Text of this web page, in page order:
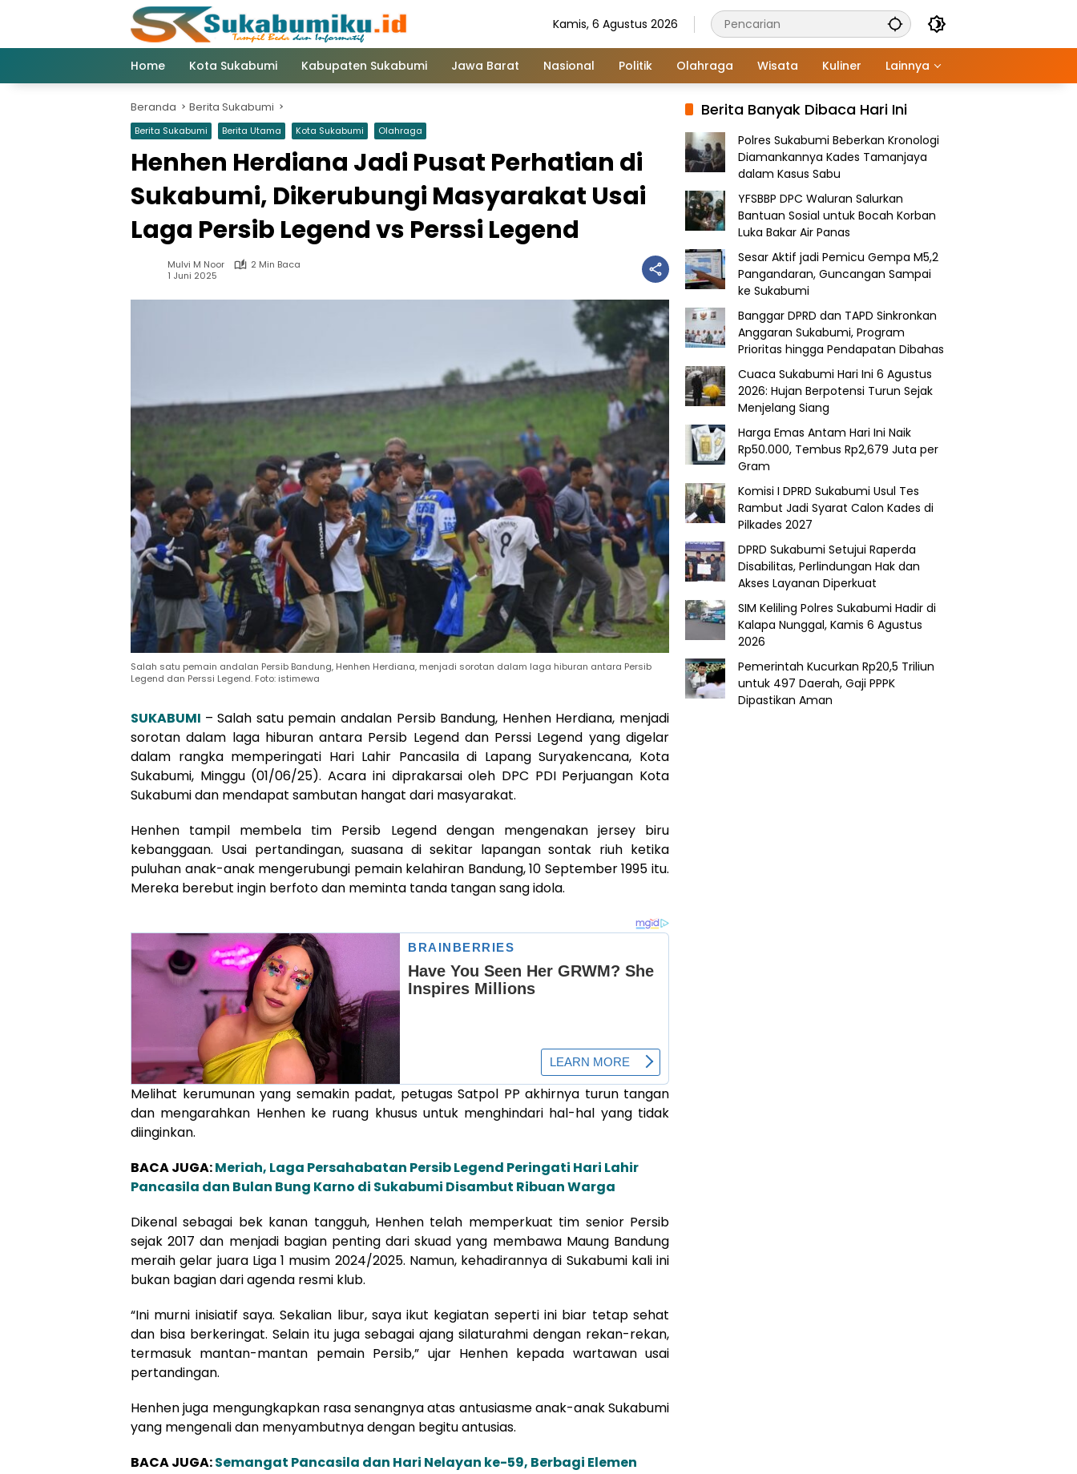
Kamis, 6 Agustus 2026
Home Kota Sukabumi Kabupaten Sukabumi Jawa Barat Nasional Politik Olahraga Wisata Kuliner Lainnya
Beranda Berita Sukabumi
Berita Sukabumi Berita Utama Kota Sukabumi Olahraga
Henhen Herdiana Jadi Pusat Perhatian di
Sukabumi, Dikerubungi Masyarakat Usai
Laga Persib Legend vs Perssi Legend
Mulvi M Noor
2 Min Baca
1 Juni 2025
Salah satu pemain andalan Persib Bandung, Henhen Herdiana, menjadi sorotan dalam laga hiburan antara Persib
Legend dan Perssi Legend. Foto: istimewa
SUKABUMI – Salah satu pemain andalan Persib Bandung, Henhen Herdiana, menjadi
sorotan dalam laga hiburan antara Persib Legend dan Perssi Legend yang digelar
dalam rangka memperingati Hari Lahir Pancasila di Lapang Suryakencana, Kota
Sukabumi, Minggu (01/06/25). Acara ini diprakarsai oleh DPC PDI Perjuangan Kota
Sukabumi dan mendapat sambutan hangat dari masyarakat.
Henhen tampil membela tim Persib Legend dengan mengenakan jersey biru
kebanggaan. Usai pertandingan, suasana di sekitar lapangan sontak riuh ketika
puluhan anak-anak mengerubungi pemain kelahiran Bandung, 10 September 1995 itu.
Mereka berebut ingin berfoto dan meminta tanda tangan sang idola.
Melihat kerumunan yang semakin padat, petugas Satpol PP akhirnya turun tangan
dan mengarahkan Henhen ke ruang khusus untuk menghindari hal-hal yang tidak
diinginkan.
BACA JUGA:Meriah, Laga Persahabatan Persib Legend Peringati Hari Lahir
Pancasila dan Bulan Bung Karno di Sukabumi Disambut Ribuan Warga
Dikenal sebagai bek kanan tangguh, Henhen telah memperkuat tim senior Persib
sejak 2017 dan menjadi bagian penting dari skuad yang membawa Maung Bandung
meraih gelar juara Liga 1 musim 2024/2025. Namun, kehadirannya di Sukabumi kali ini
bukan bagian dari agenda resmi klub.
“Ini murni inisiatif saya. Sekalian libur, saya ikut kegiatan seperti ini biar tetap sehat
dan bisa berkeringat. Selain itu juga sebagai ajang silaturahmi dengan rekan-rekan,
termasuk mantan-mantan pemain Persib,” ujar Henhen kepada wartawan usai
pertandingan.
Henhen juga mengungkapkan rasa senangnya atas antusiasme anak-anak Sukabumi
yang mengenali dan menyambutnya dengan begitu antusias.
BACA JUGA:Semangat Pancasila dan Hari Nelayan ke-59, Berbagi Elemen
Berita Banyak Dibaca Hari Ini
Polres Sukabumi Beberkan Kronologi
Diamankannya Kades Tamanjaya
dalam Kasus Sabu
YFSBBP DPC Waluran Salurkan
Bantuan Sosial untuk Bocah Korban
Luka Bakar Air Panas
Sesar Aktif jadi Pemicu Gempa M5,2
Pangandaran, Guncangan Sampai
ke Sukabumi
Banggar DPRD dan TAPD Sinkronkan
Anggaran Sukabumi, Program
Prioritas hingga Pendapatan Dibahas
Cuaca Sukabumi Hari Ini 6 Agustus
2026: Hujan Berpotensi Turun Sejak
Menjelang Siang
Harga Emas Antam Hari Ini Naik
Rp50.000, Tembus Rp2,679 Juta per
Gram
Komisi I DPRD Sukabumi Usul Tes
Rambut Jadi Syarat Calon Kades di
Pilkades 2027
DPRD Sukabumi Setujui Raperda
Disabilitas, Perlindungan Hak dan
Akses Layanan Diperkuat
SIM Keliling Polres Sukabumi Hadir di
Kalapa Nunggal, Kamis 6 Agustus
2026
Pemerintah Kucurkan Rp20,5 Triliun
untuk 497 Daerah, Gaji PPPK
Dipastikan Aman